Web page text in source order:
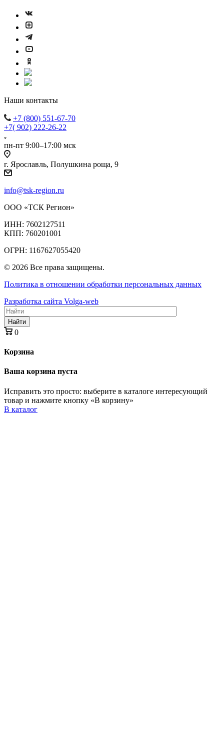
Наши контакты
+7 (800) 551-67-70
+7( 902) 222-26-22
пн-пт 9:00–17:00 мск
г. Ярославль, Полушкина роща, 9
info@tsk-region.ru
ООО «ТСК Регион»
ИНН: 7602127511
КПП: 760201001
ОГРН: 1167627055420
© 2026 Все права защищены.
Политика в отношении обработки персональных данных
Разработка сайта Volga-web
Найти
0
Корзина
Ваша корзина пуста
Исправить это просто: выберите в каталоге интересующий
товар и нажмите кнопку «В корзину»
В каталог